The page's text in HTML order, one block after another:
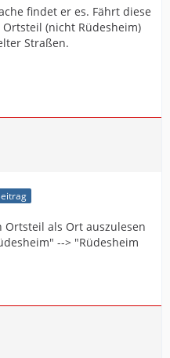
findet er es. Fährt diese
(nicht Rüdesheim)
Straßen.
Ortsteil als Ort auszulesen
--> "Rüdesheim